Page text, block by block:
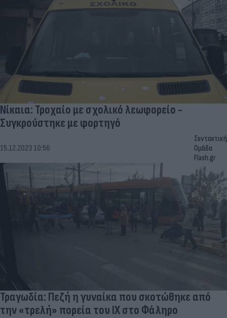
Νίκαια: Τροχαίο με σχολικό λεωφορείο -
Συγκρούστηκε με φορτηγό
15.12.2023 10:56
Συντακτική
Ομάδα
Flash.gr
Τραγωδία: Πεζή η γυναίκα που σκοτώθηκε από
την «τρελή» πορεία του ΙΧ στο Φάληρο